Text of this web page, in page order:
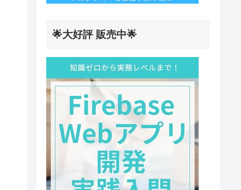
🌟大好評 販売中🌟